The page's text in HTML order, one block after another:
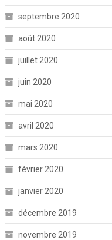
septembre 2020
août 2020
juillet 2020
juin 2020
mai 2020
avril 2020
mars 2020
février 2020
janvier 2020
décembre 2019
novembre 2019